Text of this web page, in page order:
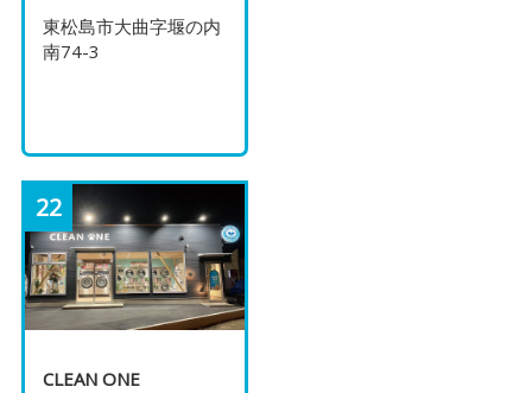
東松島市大曲字堰の内
南74-3
22
CLEAN ONE